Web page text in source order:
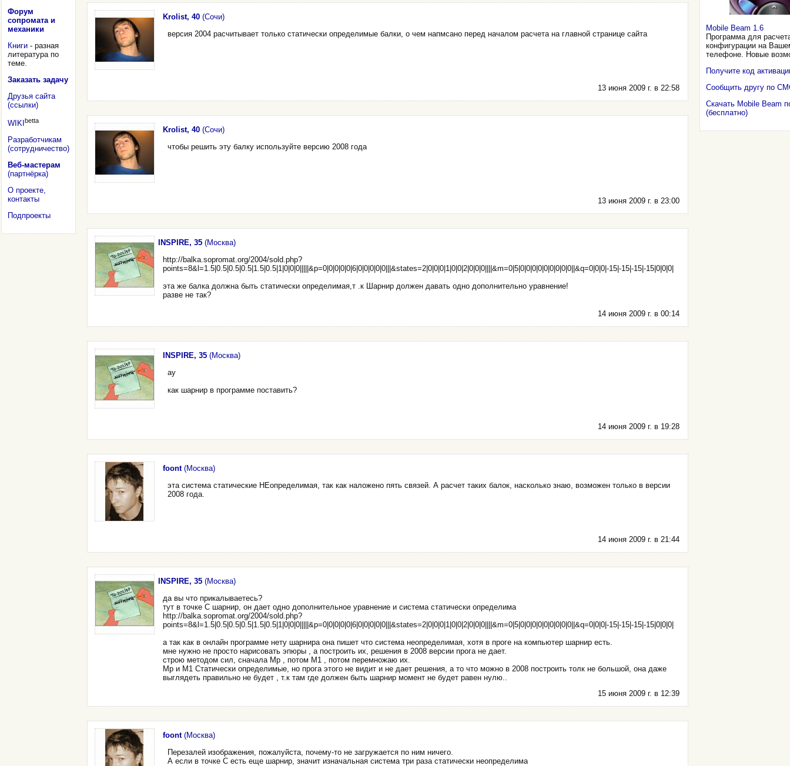
Форум
сопромата и
механики
Книги - разная
литература по
теме.
Заказать задачу
Друзья сайта
(ссылки)
WIKI betta
Разработчикам
(сотрудничество)
Веб-мастерам
(партнёрка)
О проекте,
контакты
Подпроекты
Krolist, 40 (Сочи)
версия 2004 расчитывает только статически определимые балки, о чем напмсано перед началом расчета на главной странице сайта
13 июня 2009 г. в 22:58
Krolist, 40 (Сочи)
чтобы решить эту балку используйте версию 2008 года
13 июня 2009 г. в 23:00
INSPIRE, 35 (Москва)
http://balka.sopromat.org/2004/sold.php?
points=8&l=1.5|0.5|0.5|0.5|1.5|0.5|1|0|0|0|||||&p=0|0|0|0|0|6|0|0|0|0|0|||&states=2|0|0|0|1|0|0|2|0|0|0||||&m=0|5|0|0|0|0|0|0|0|0|0||&q=0|0|0|-15|-15|-15|-15|0|0|0|
эта же балка должна быть статически определимая,т .к Шарнир должен давать одно дополнительно уравнение!
разве не так?
14 июня 2009 г. в 00:14
INSPIRE, 35 (Москва)
ау
как шарнир в программе поставить?
14 июня 2009 г. в 19:28
foont (Москва)
эта система статические НЕопределимая, так как наложено пять связей. А расчет таких балок, насколько знаю, возможен только в версии
2008 года.
14 июня 2009 г. в 21:44
INSPIRE, 35 (Москва)
да вы что прикалываетесь?
тут в точке С шарнир, он дает одно дополнительное уравнение и система статически определима
http://balka.sopromat.org/2004/sold.php?
points=8&l=1.5|0.5|0.5|0.5|1.5|0.5|1|0|0|0|||||&p=0|0|0|0|0|6|0|0|0|0|0|||&states=2|0|0|0|1|0|0|2|0|0|0||||&m=0|5|0|0|0|0|0|0|0|0|0||&q=0|0|0|-15|-15|-15|-15|0|0|0|
а так как в онлайн программе нету шарнира она пишет что система неопределимая, хотя в проге на компьютер шарнир есть.
мне нужно не просто нарисовать эпюры , а построить их, решения в 2008 версии прога не дает.
строю методом сил, сначала Mp , потом М1 , потом перемножаю их.
Mp и M1 Статически определимые, но прога этого не видит и не дает решения, а то что можно в 2008 построить толк не большой, она даже
выглядеть правильно не будет , т.к там где должен быть шарнир момент не будет равен нулю..
15 июня 2009 г. в 12:39
foont (Москва)
Перезалей изображения, пожалуйста, почему-то не загружается по ним ничего.
А если в точке C есть еще шарнир, значит изначальная система три раза статически неопределима
Mobile Beam 1.6
Программа для
конфигурации на
телефоне. Новые
Получите код
Сообщить другу по
Скачать Mobile Beam
(бесплатно)